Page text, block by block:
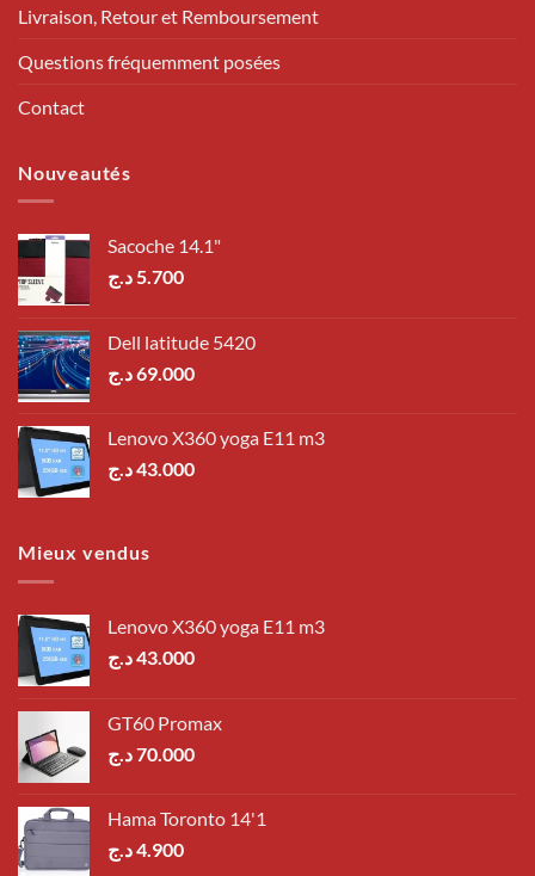
Livraison, Retour et Remboursement
Questions fréquemment posées
Contact
Nouveautés
Sacoche 14.1"
5.700د.ج
Dell latitude 5420
69.000د.ج
Lenovo X360 yoga E11 m3
43.000د.ج
Mieux vendus
Lenovo X360 yoga E11 m3
43.000د.ج
GT60 Promax
70.000د.ج
Hama Toronto 14'1
4.900د.ج